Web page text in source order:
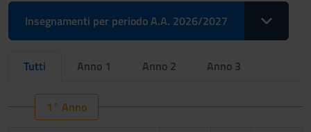
Insegnamenti per periodo A.A. 2026/2027
Toggle
Tutti Anno 1 Anno 2 Anno 3
1° Anno